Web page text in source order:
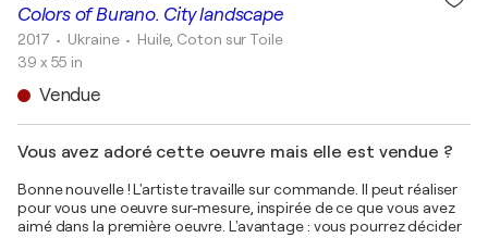
Colors of Burano. City landscape
2017 • Ukraine • Huile, Coton sur Toile
39 x 55 in
Vendue
Vous avez adoré cette oeuvre mais elle est vendue ?
Bonne nouvelle ! L'artiste travaille sur commande. Il peut réaliser
pour vous une oeuvre sur-mesure, inspirée de ce que vous avez
aimé dans la première oeuvre. L'avantage : vous pourrez décider